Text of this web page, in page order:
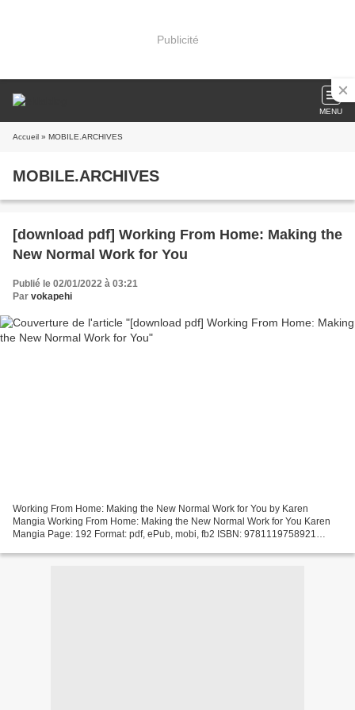
Publicité
MENU
Accueil » MOBILE.ARCHIVES
MOBILE.ARCHIVES
[download pdf] Working From Home: Making the
New Normal Work for You
Publié le 02/01/2022 à 03:21
Par vokapehi
Working From Home: Making the New Normal Work for You by Karen
Mangia Working From Home: Making the New Normal Work for You Karen
Mangia Page: 192 Format: pdf, ePub, mobi, fb2 ISBN: 9781119758921